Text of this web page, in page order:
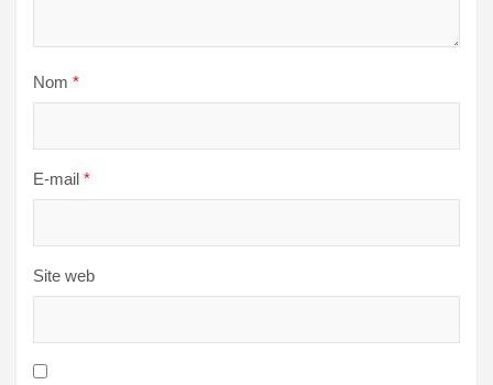
Nom *
E-mail *
Site web